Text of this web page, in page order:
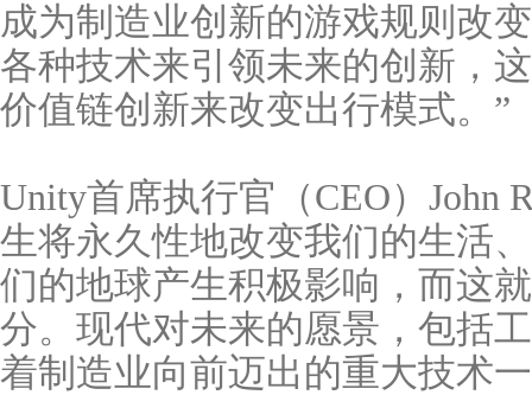
成为制造业创新的游戏规则改
各种技术来引领未来的创新，
价值链创新来改变出行模式。”
Unity首席执行官（CEO）John
生将永久性地改变我们的生活
们的地球产生积极影响，而这
分。现代对未来的愿景，包括
着制造业向前迈出的重大技术